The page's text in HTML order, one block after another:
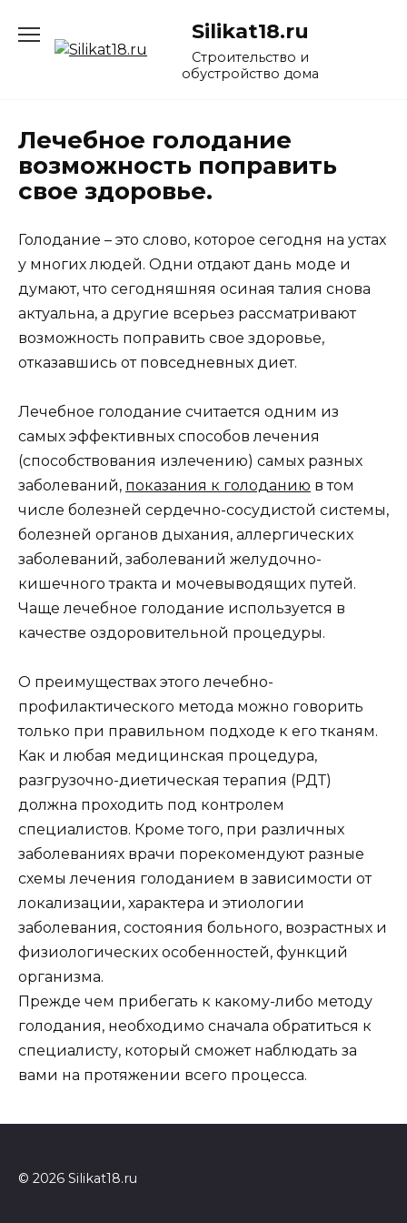
содержанию
Silikat18.ru
Строительство и
обустройство дома
Лечебное голодание
возможность поправить
свое здоровье.
Голодание – это слово, которое сегодня на устах
у многих людей. Одни отдают дань моде и
думают, что сегодняшняя осиная талия снова
актуальна, а другие всерьез рассматривают
возможность поправить свое здоровье,
отказавшись от повседневных диет.
Лечебное голодание считается одним из
самых эффективных способов лечения
(способствования излечению) самых разных
заболеваний, показания к голоданию в том
числе болезней сердечно-сосудистой системы,
болезней органов дыхания, аллергических
заболеваний, заболеваний желудочно-
кишечного тракта и мочевыводящих путей.
Чаще лечебное голодание используется в
качестве оздоровительной процедуры.
О преимуществах этого лечебно-
профилактического метода можно говорить
только при правильном подходе к его тканям.
Как и любая медицинская процедура,
разгрузочно-диетическая терапия (РДТ)
должна проходить под контролем
специалистов. Кроме того, при различных
заболеваниях врачи порекомендуют разные
схемы лечения голоданием в зависимости от
локализации, характера и этиологии
заболевания, состояния больного, возрастных и
физиологических особенностей, функций
организма.
Прежде чем прибегать к какому-либо методу
голодания, необходимо сначала обратиться к
специалисту, который сможет наблюдать за
вами на протяжении всего процесса.
© 2026 Silikat18.ru